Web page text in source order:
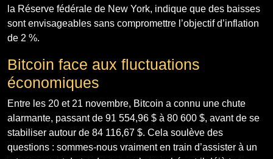
la Réserve fédérale de New York, indique que des baisses
sont envisageables sans compromettre l’objectif d’inflation
de 2 %.
Bitcoin face aux fluctuations
économiques
Entre les 20 et 21 novembre, Bitcoin a connu une chute
alarmante, passant de 91 554,96 $ à 80 600 $, avant de se
stabiliser autour de 84 116,67 $. Cela soulève des
questions : sommes-nous vraiment en train d’assister à un